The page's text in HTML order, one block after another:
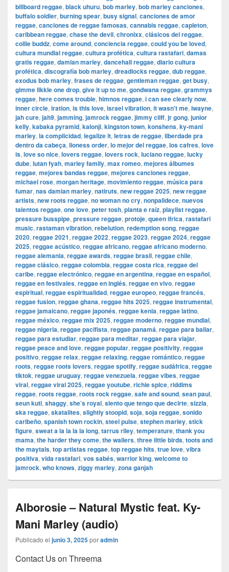
billboard reggae, black uhuru, bob marley, bob marley canciones,
buffalo soldier, burning spear, busy signal, canciones de amor
reggae, canciones de reggae famosas, cannabis reggae, capleton,
caribbean reggae, chase the devil, chronixx, clásicos del reggae,
collie buddz, come around, conciencia reggae, could you be loved,
cultura mundial reggae, cultura profética, cultura rastafari, damas
gratis reggae, damian marley, dancehall reggae, diario cultura
profética, discografía bob marley, dreadlocks reggae, dub reggae,
exodus bob marley, frases de reggae, gentleman reggae, get busy,
gimme likkle one drop, give it up to me, gondwana reggae, grammys
reggae, here comes trouble, himnos reggae, i can see clearly now,
inner circle, iration, is this love, israel vibration, it wasn't me, iwayne,
jah cure, jah9, jamming, jamrock reggae, jimmy cliff, jr gong, junior
kelly, kabaka pyramid, kalonji, kingston town, konshens, ky-mani
marley, la complicidad, legalize it, letras de reggae, liberdade pra
dentro da cabeça, lioness order, lo mejor del reggae, los cafres, love
is, love so nice, lovers reggae, lovers rock, luciano reggae, lucky
dube, lutan fyah, marley family, max romeo, mejores álbumes
reggae, mejores bandas reggae, mejores canciones reggae,
michael rose, morgan heritage, movimiento reggae, música para
fumar, nas damian marley, natiruts, new reggae 2025, new reggae
artists, new roots reggae, no woman no cry, nonpalidece, nuevos
talentos reggae, one love, peter tosh, planta e raíz, playlist reggae,
pressure busspipe, pressure reggae, protoje, queen ifrica, rastafari
music, rastaman vibration, rebelution, redemption song, reggae
2020, reggae 2021, reggae 2022, reggae 2023, reggae 2024, reggae
2025, reggae acústico, reggae africano, reggae africano moderno,
reggae alemania, reggae awards, reggae brasil, reggae chile,
reggae clásico, reggae colombia, reggae costa rica, reggae del
caribe, reggae electrónico, reggae en argentina, reggae en español,
reggae en festivales, reggae en inglés, reggae en vivo, reggae
espiritual, reggae espiritualidad, reggae europeo, reggae francés,
reggae fusion, reggae ghana, reggae hits 2025, reggae instrumental,
reggae jamaicano, reggae japonés, reggae kenia, reggae latino,
reggae méxico, reggae mix 2025, reggae moderno, reggae mundial,
reggae nigeria, reggae pacifista, reggae panamá, reggae para bailar,
reggae para estudiar, reggae para meditar, reggae para viajar,
reggae peace and love, reggae popular, reggae positivity, reggae
positivo, reggae relax, reggae relaxing, reggae romántico, reggae
roots, reggae roots lovers, reggae spotify, reggae sudáfrica, reggae
tiktok, reggae uruguay, reggae venezuela, reggae vibes, reggae
viral, reggae viral 2025, reggae youtube, richie spice, riddims
reggae, roots reggae, roots rock reggae, safe and sound, sean paul,
seun kuti, shaggy, she’s royal, siento que tengo que decirte, sizzla,
ska reggae, skatalites, slightly stoopid, soja, soja reggae, sonido
caribeño, spanish town rockin, steel pulse, stephen marley, stick
figure, sweat a la la la la long, tarrus riley, temperature, thank you
mama, the harder they come, the wailers, three little birds, toots and
the maytals, top artistas reggae, top reggae hits, true love, vibra
positiva, vida rastafari, vos sabés, warrior king, welcome to
jamrock, who knows, ziggy marley, zona ganjah
Alborosie – Natural Mystic feat. Ky-
Mani Marley (audio)
Publicado el junio 3, 2025poradmin
Contact Us on Threema